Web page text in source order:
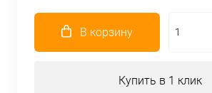
В корзину
Купить в 1 клик